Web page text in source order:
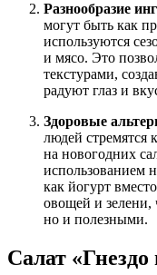
Разнообразие
могут быть как
используются
и мясо. Это
текстурами,
радуют глаз и
Здоровые
людей стремятся
на новогодних
использованием
как йогурт
овощей и зелени,
но и полезными.
Салат «Гнездо